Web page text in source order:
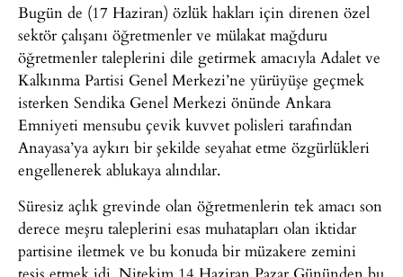
Bugün de (17 Haziran) özlük hakları için direnen özel
sektör çalışanı öğretmenler ve mülakat mağduru
öğretmenler taleplerini dile getirmek amacıyla Adalet ve
Kalkınma Partisi Genel Merkezi’ne yürüyüşe geçmek
isterken Sendika Genel Merkezi önünde Ankara
Emniyeti mensubu çevik kuvvet polisleri tarafından
Anayasa’ya aykırı bir şekilde seyahat etme özgürlükleri
engellenerek ablukaya alındılar.
Süresiz açlık grevinde olan öğretmenlerin tek amacı son
derece meşru taleplerini esas muhatapları olan iktidar
partisine iletmek ve bu konuda bir müzakere zemini